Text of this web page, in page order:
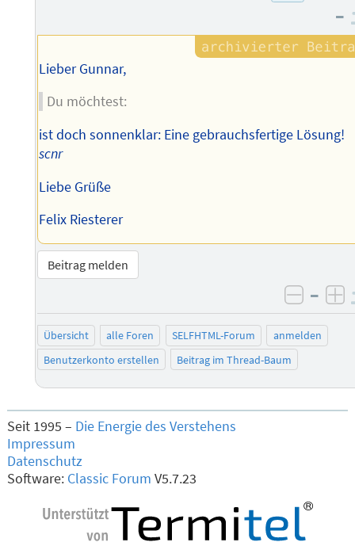
Autors
–
Lieber Gunnar,
Du möchtest:
ist doch sonnenklar: Eine gebrauchsfertige Lösung!
scnr
Liebe Grüße
Felix Riesterer
Beitrag melden
–
Übersicht alle Foren SELFHTML-Forum
anmelden
Benutzerkonto erstellen
Beitrag im Thread-Baum
Seit 1995 – Die Energie des Verstehens
Impressum
Datenschutz
Software: Classic Forum V5.7.23